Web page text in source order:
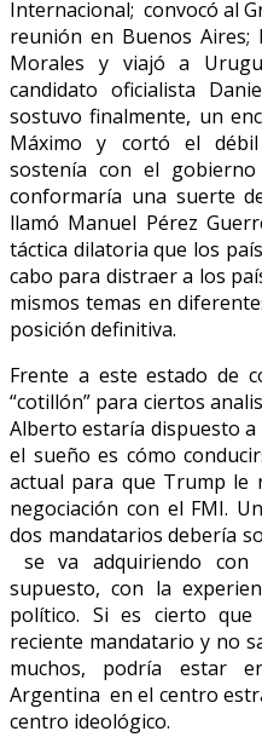
Internacional; convocó al
reunión en Buenos
Morales y viajó a
candidato oficialista
sostuvo finalmente, un
Máximo y cortó el
sostenía con el
conformaría una suerte
llamó Manuel Pérez
táctica dilatoria que los
cabo para distraer a los
mismos temas en
posición definitiva.
Frente a este estado de
“cotillón” para ciertos
Alberto estaría dispuesto
el sueño es cómo
actual para que Trump le
negociación con el FMI.
dos mandatarios debería
se va adquiriendo
supuesto, con la
político. Si es cierto
reciente mandatario y no
muchos, podría estar
Argentina en el centro
centro ideológico.